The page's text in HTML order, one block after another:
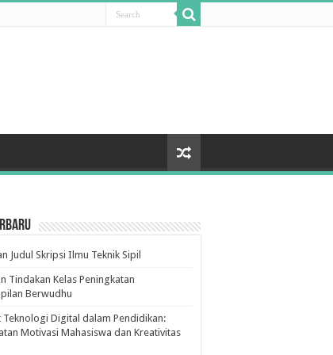
Judul Skripsi Ilmu Teknik Sipil
Tindakan Kelas Peningkatan
Berwudhu
Teknologi Digital dalam Pendidikan:
Motivasi Mahasiswa dan Kreativitas